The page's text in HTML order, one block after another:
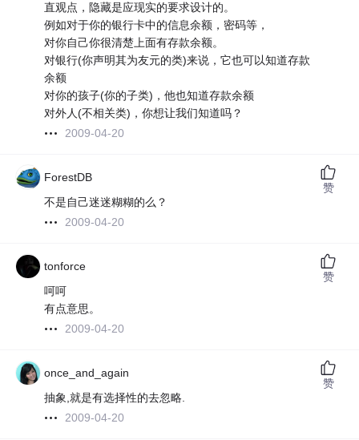
直观点，隐藏是应现实的要求设计的。
例如对于你的银行卡中的信息余额，密码等，
对你自己你很清楚上面有存款余额。
对银行(你声明其为友元的类)来说，它也可以知道存款
余额
对你的孩子(你的子类)，他也知道存款余额
对外人(不相关类)，你想让我们知道吗？
2009-04-20
ForestDB
不是自己迷迷糊糊的么？
2009-04-20
赞
tonforce
呵呵
有点意思。
2009-04-20
赞
once_and_again
抽象,就是有选择性的去忽略.
2009-04-20
赞